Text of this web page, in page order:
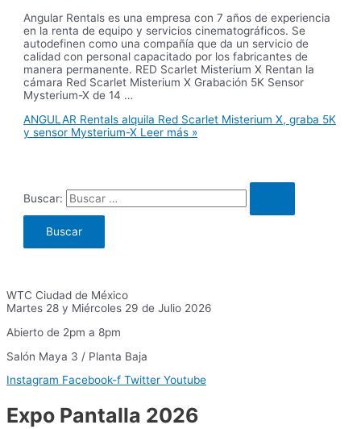
Angular Rentals es una empresa con 7 años de experiencia
en la renta de equipo y servicios cinematográficos. Se
autodefinen como una compañía que da un servicio de
calidad con personal capacitado por los fabricantes de
manera permanente. RED Scarlet Misterium X Rentan la
cámara Red Scarlet Misterium X Grabación 5K Sensor
Mysterium-X de 14 …
ANGULAR Rentals alquila Red Scarlet Misterium X, graba 5K
y sensor Mysterium-X Leer más »
Buscar:
WTC Ciudad de México
Martes 28 y Miércoles 29 de Julio 2026
Abierto de 2pm a 8pm
Salón Maya 3 / Planta Baja
Instagram Facebook-f Twitter Youtube
Expo Pantalla 2026